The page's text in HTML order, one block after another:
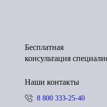
Бесплатная
консультация
Наши контакты
8 800 333-25-40